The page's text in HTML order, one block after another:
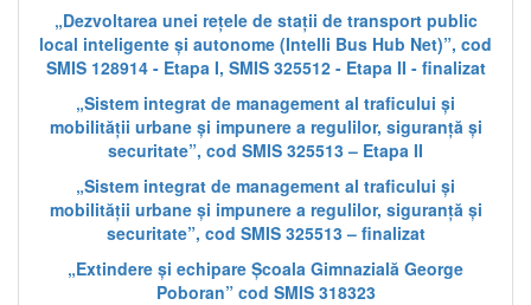
„Dezvoltarea unei rețele de stații de transport public
local inteligente și autonome (Intelli Bus Hub Net)”, cod
SMIS 128914 - Etapa I, SMIS 325512 - Etapa II - finalizat
„Sistem integrat de management al traficului și
mobilității urbane și impunere a regulilor, siguranță și
securitate”, cod SMIS 325513 – Etapa II
„Sistem integrat de management al traficului și
mobilității urbane și impunere a regulilor, siguranță și
securitate”, cod SMIS 325513 – finalizat
„Extindere și echipare Școala Gimnazială George
Poboran” cod SMIS 318323